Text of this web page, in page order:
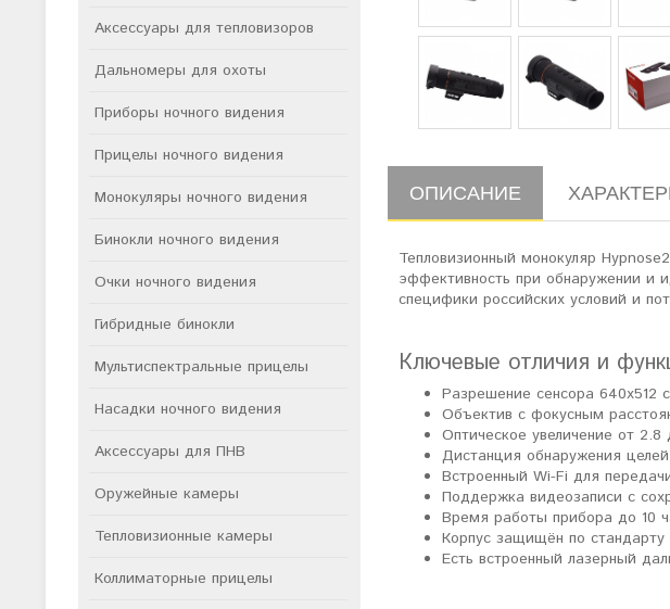
Аксессуары для тепловизоров
Дальномеры для охоты
Приборы ночного видения
Прицелы ночного видения
Монокуляры ночного видения
Бинокли ночного видения
Очки ночного видения
Гибридные бинокли
Мультиспектральные прицелы
Насадки ночного видения
Аксессуары для ПНВ
Оружейные камеры
Тепловизионные камеры
Коллиматорные прицелы
ОПИСАНИЕ
Тепловизионный монокуляр
эффективность при обнаружении и
специфики российских условий и
Ключевые отличия и
Разрешение сенсора 640x512
Объектив с фокусным
Оптическое увеличение от 2.8
Дистанция обнаружения
Встроенный Wi-Fi для
Поддержка видеозаписи с
Время работы прибора до 10
Корпус защищён по
Есть встроенный лазерный